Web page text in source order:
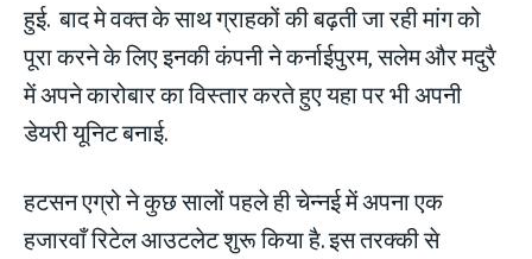
हुई. बाद मे वक्त के साथ ग्राहकों की बढ़ती जा रही मांग को
पूरा करने के लिए इनकी कंपनी ने कर्नाईपुरम, सलेम और मदुरै
में अपने कारोबार का विस्तार करते हुए यहा पर भी अपनी
डेयरी यूनिट बनाई.
हटसन एग्रो ने कुछ सालों पहले ही चेन्नई में अपना एक
हजारवाँ रिटेल आउटलेट शुरू किया है. इस तरक्की से